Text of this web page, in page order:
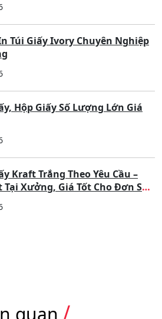
Túi Giấy Ivory Chuyên Nghiệp
Hộp Giấy Số Lượng Lớn Giá
Kraft Trắng Theo Yêu Cầu –
Tại Xưởng, Giá Tốt Cho Đơn Số
quan